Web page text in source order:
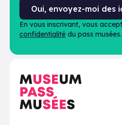
Oui, envoyez-moi des
En vous inscrivant, vous
confidentialité du pass musées.